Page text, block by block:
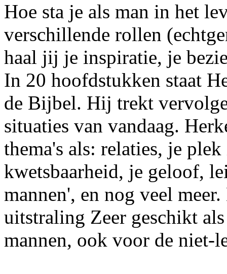
Hoe sta je als man in het
verschillende rollen
haal jij je inspiratie, je
In 20 hoofdstukken staat
de Bijbel. Hij trekt
situaties van vandaag.
thema's als: relaties, je
kwetsbaarheid, je geloof,
mannen', en nog veel
uitstraling Zeer geschikt
mannen, ook voor de niet-